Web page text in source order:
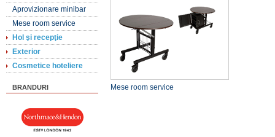
Aprovizionare minibar
Mese room service
Hol şi recepţie
Exterior
Cosmetice hoteliere
BRANDURI Mese room service